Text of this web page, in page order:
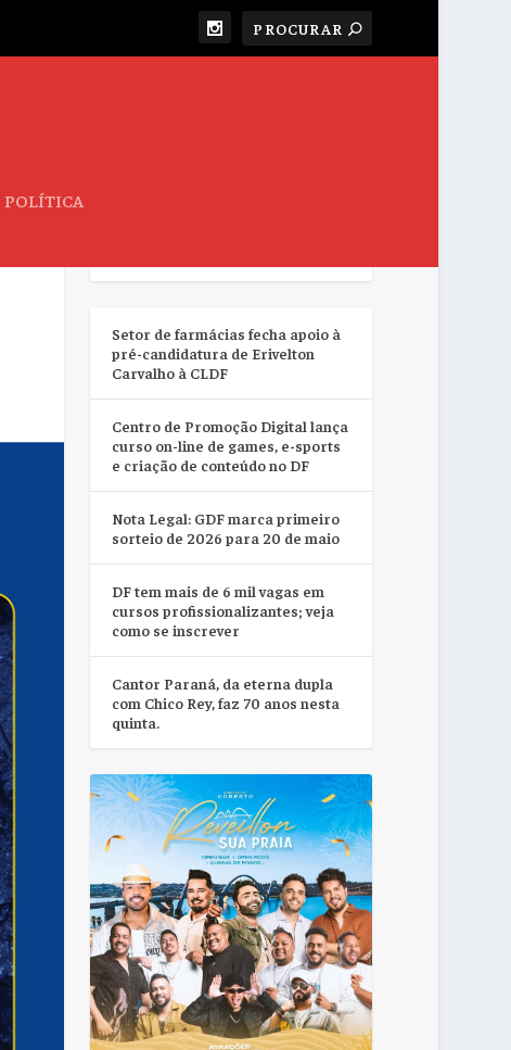
POLÍTICA
Setor de farmácias fecha apoio à
pré-candidatura de Erivelton
Carvalho à CLDF
Centro de Promoção Digital lança
curso on-line de games, e-sports
e criação de conteúdo no DF
Nota Legal: GDF marca primeiro
sorteio de 2026 para 20 de maio
DF tem mais de 6 mil vagas em
cursos profissionalizantes; veja
como se inscrever
Cantor Paraná, da eterna dupla
com Chico Rey, faz 70 anos nesta
quinta.